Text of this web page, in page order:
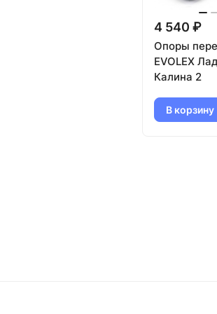
4 540 ₽
Опоры
EVOLEX
Калина 2
В корзину